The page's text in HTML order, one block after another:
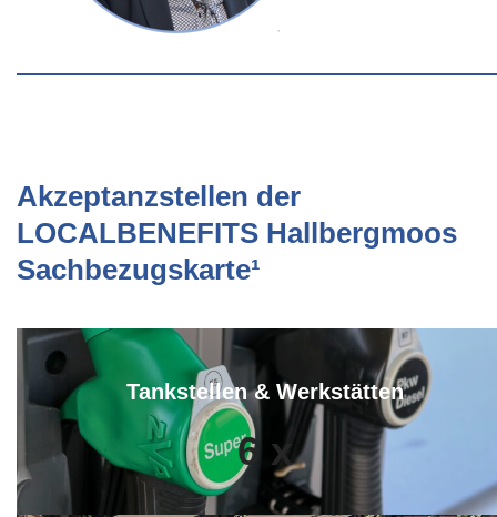
Akzeptanzstellen der
LOCALBENEFITS Hallbergmoos
Sachbezugskarte¹
Tankstellen & Werkstätten
6 x